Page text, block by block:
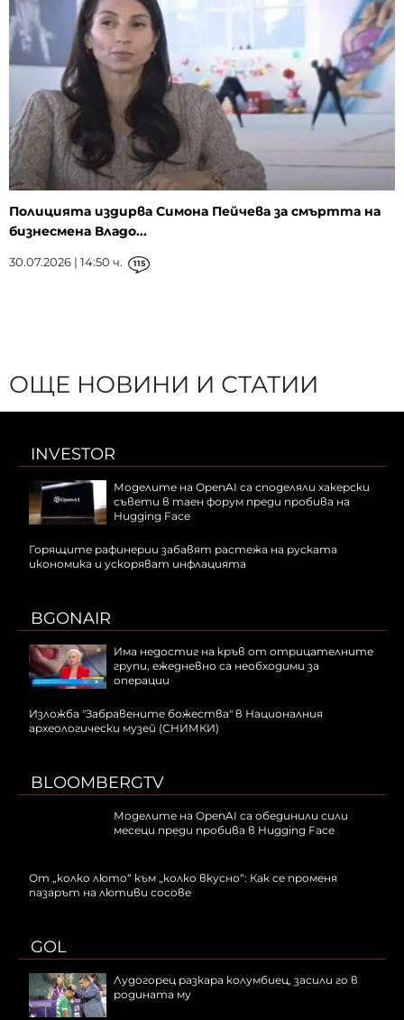
Полицията издирва Симона Пейчева за смъртта на
бизнесмена Владо...
30.07.2026 | 14:50 ч. 115
ОЩЕ НОВИНИ И СТАТИИ
INVESTOR
Моделите на OpenAI са споделяли хакерски
съвети в таен форум преди пробива на
Hugging Face
Горящите рафинерии забавят растежа на руската
икономика и ускоряват инфлацията
BGONAIR
Има недостиг на кръв от отрицателните
групи, ежедневно са необходими за
операции
Изложба "Забравените божества" в Националния
археологически музей (СНИМКИ)
BLOOMBERGTV
Моделите на OpenAI са обединили сили
месеци преди пробива в Hugging Face
От „колко люто“ към „колко вкусно“: Как се променя
пазарът на лютиви сосове
GOL
Лудогорец разкара колумбиец, засили го в
родината му